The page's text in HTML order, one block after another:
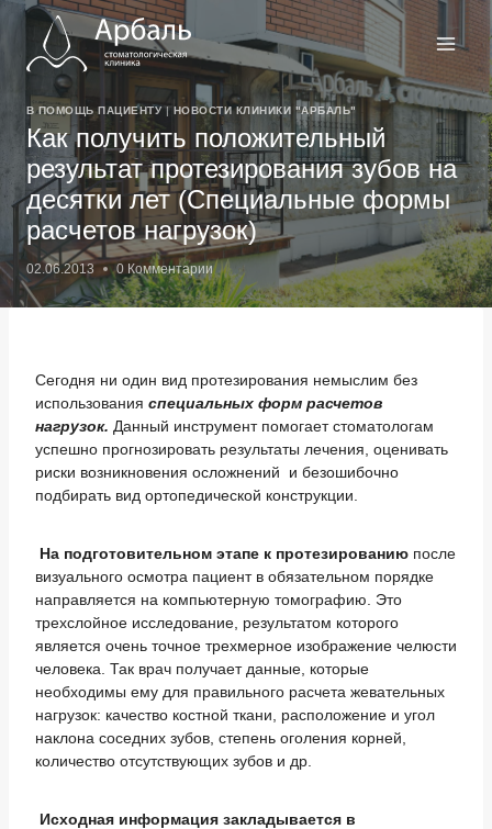
Перейти
содержимому
В ПОМОЩЬ ПАЦИЕНТУ|НОВОСТИ КЛИНИКИ "АРБАЛЬ"
Как получить положительный
результат протезирования зубов на
десятки лет (Специальные формы
расчетов нагрузок)
02.06.2013 0 Комментарии
Сегодня ни один вид протезирования немыслим без
использования специальных форм расчетов
нагрузок. Данный инструмент помогает стоматологам
успешно прогнозировать результаты лечения, оценивать
риски возникновения осложнений и безошибочно
подбирать вид ортопедической конструкции.
На подготовительном этапе к протезированию после
визуального осмотра пациент в обязательном порядке
направляется на компьютерную томографию. Это
трехслойное исследование, результатом которого
является очень точное трехмерное изображение челюсти
человека. Так врач получает данные, которые
необходимы ему для правильного расчета жевательных
нагрузок: качество костной ткани, расположение и угол
наклона соседних зубов, степень оголения корней,
количество отсутствующих зубов и др.
Исходная информация закладывается в